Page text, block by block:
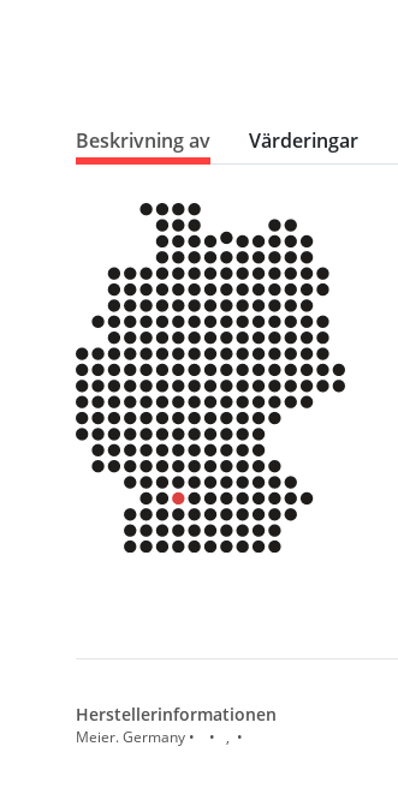
Beskrivning av Värderingar
Herstellerinformationen
Meier. Germany • • , •